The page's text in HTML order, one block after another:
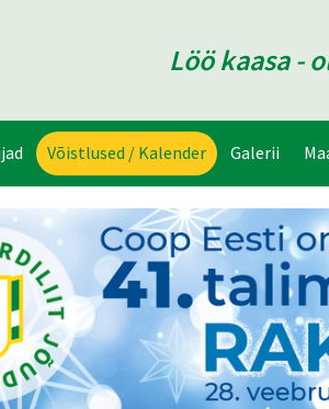
Löö kaasa -
Võistlused / Kalender Galerii